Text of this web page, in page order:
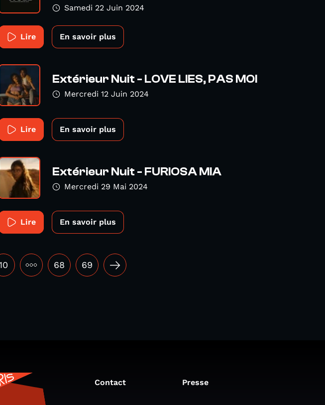
Samedi 22 Juin 2024
Lire En savoir plus
Extérieur Nuit - LOVE LIES, PAS MOI
Mercredi 12 Juin 2024
Lire En savoir plus
Extérieur Nuit - FURIOSA MIA
Mercredi 29 Mai 2024
Lire En savoir plus
••• 68 69
Contact Presse